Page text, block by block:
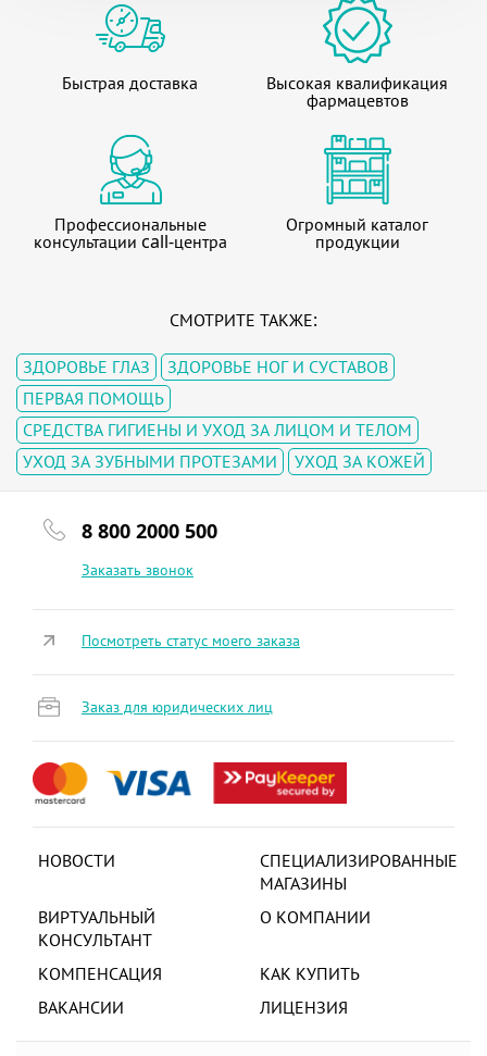
Быстрая доставка Высокая квалификация
фармацевтов
Профессиональные
консультации call-центра
Огромный каталог
продукции
СМОТРИТЕ ТАКЖЕ:
ЗДОРОВЬЕ ГЛАЗ
ЗДОРОВЬЕ НОГ И СУСТАВОВ
ПЕРВАЯ ПОМОЩЬ
СРЕДСТВА ГИГИЕНЫ И УХОД ЗА ЛИЦОМ И ТЕЛОМ
УХОД ЗА ЗУБНЫМИ ПРОТЕЗАМИ
УХОД ЗА КОЖЕЙ
8 800 2000 500
Заказать звонок
НОВОСТИ
СПЕЦИАЛИЗИРОВАННЫЕ
МАГАЗИНЫ
ВИРТУАЛЬНЫЙ
КОНСУЛЬТАНТ
О КОМПАНИИ
КОМПЕНСАЦИЯ
КАК КУПИТЬ
ВАКАНСИИ
ЛИЦЕНЗИЯ
Посмотреть статус моего заказа
Заказ для юридических лиц